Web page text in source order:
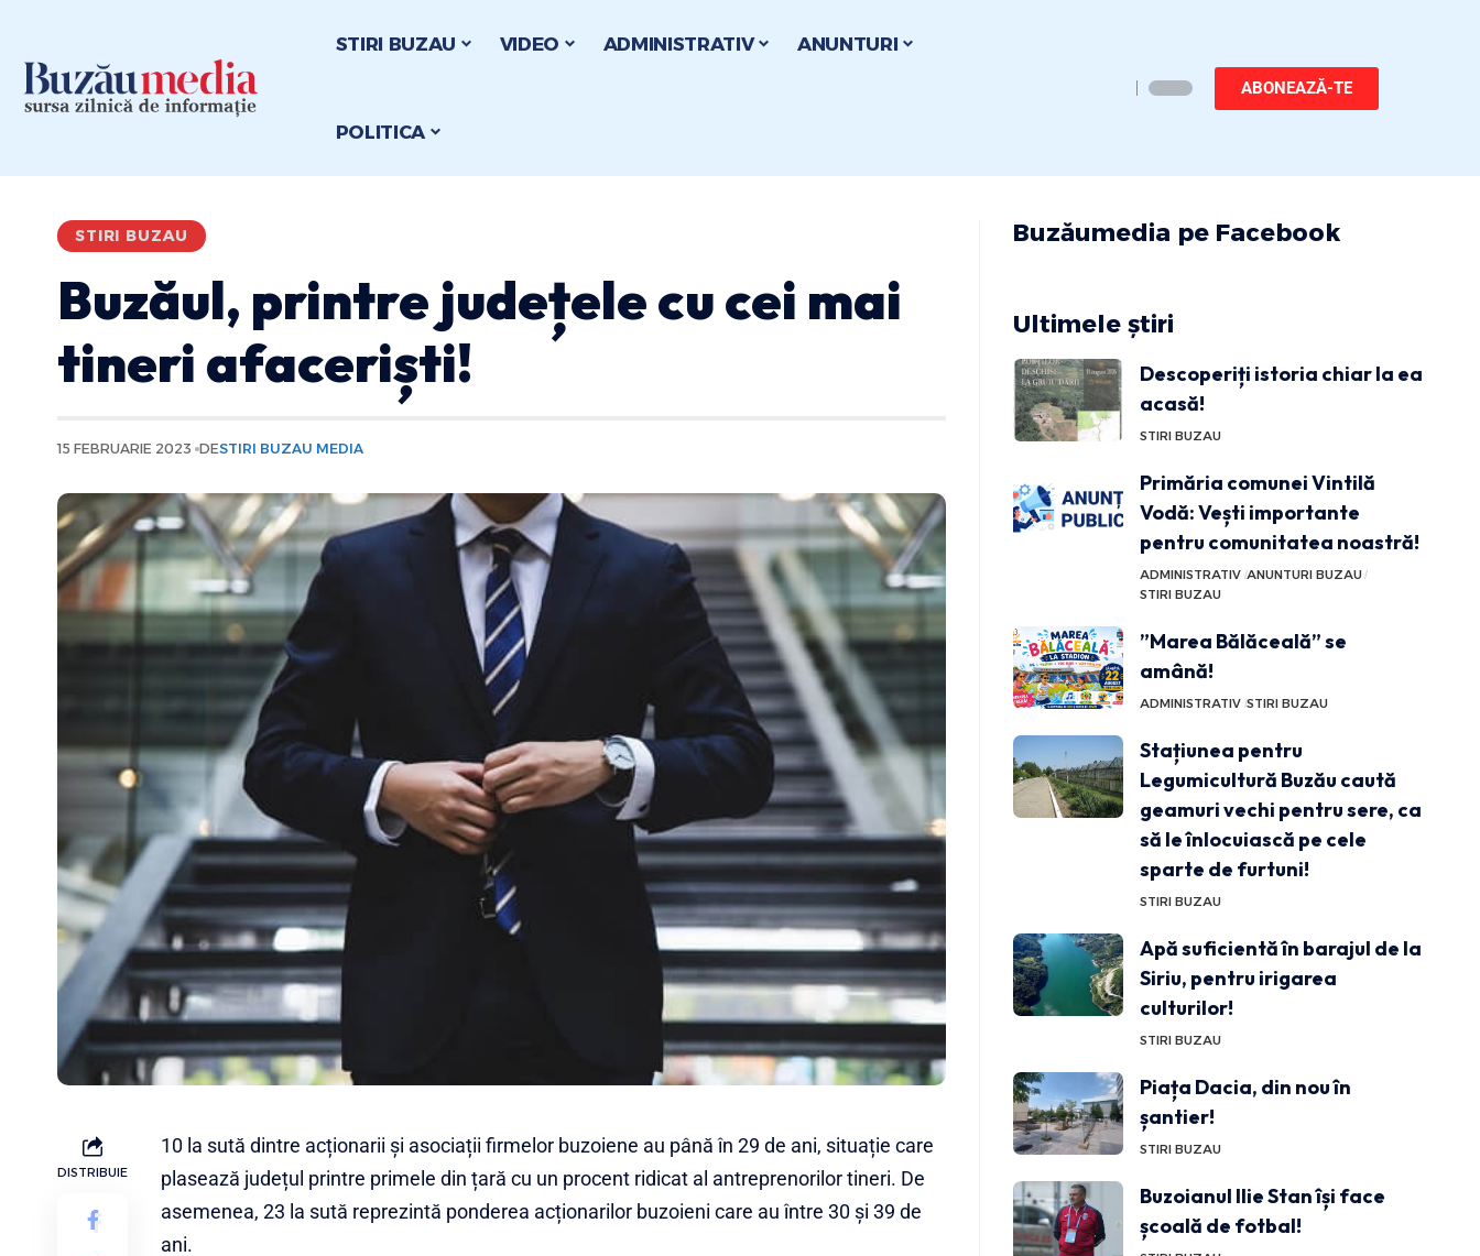
STIRI BUZAU VIDEO ADMINISTRATIV ANUNTURI
POLITICA
ABONEAZĂ-TE
STIRI BUZAU
Buzăul, printre județele cu cei mai
tineri afaceriști!
15 FEBRUARIE 2023 DESTIRI BUZAU MEDIA
DISTRIBUIE
10 la sută dintre acționarii și asociații firmelor buzoiene au până în 29 de ani, situație care
plasează județul printre primele din țară cu un procent ridicat al antreprenorilor tineri. De
asemenea, 23 la sută reprezintă ponderea acționarilor buzoieni care au între 30 și 39 de
ani.
Buzăumedia pe Facebook
Ultimele știri
Descoperiți istoria chiar la ea
acasă!
STIRI BUZAU
Primăria comunei Vintilă
Vodă: Vești importante
pentru comunitatea noastră!
ADMINISTRATIV ANUNTURI BUZAU
STIRI BUZAU
”Marea Bălăceală” se
amână!
ADMINISTRATIV STIRI BUZAU
Stațiunea pentru
Legumicultură Buzău caută
geamuri vechi pentru sere, ca
să le înlocuiască pe cele
sparte de furtuni!
STIRI BUZAU
Apă suficientă în barajul de la
Siriu, pentru irigarea
culturilor!
STIRI BUZAU
Piața Dacia, din nou în
șantier!
STIRI BUZAU
Buzoianul Ilie Stan își face
școală de fotbal!